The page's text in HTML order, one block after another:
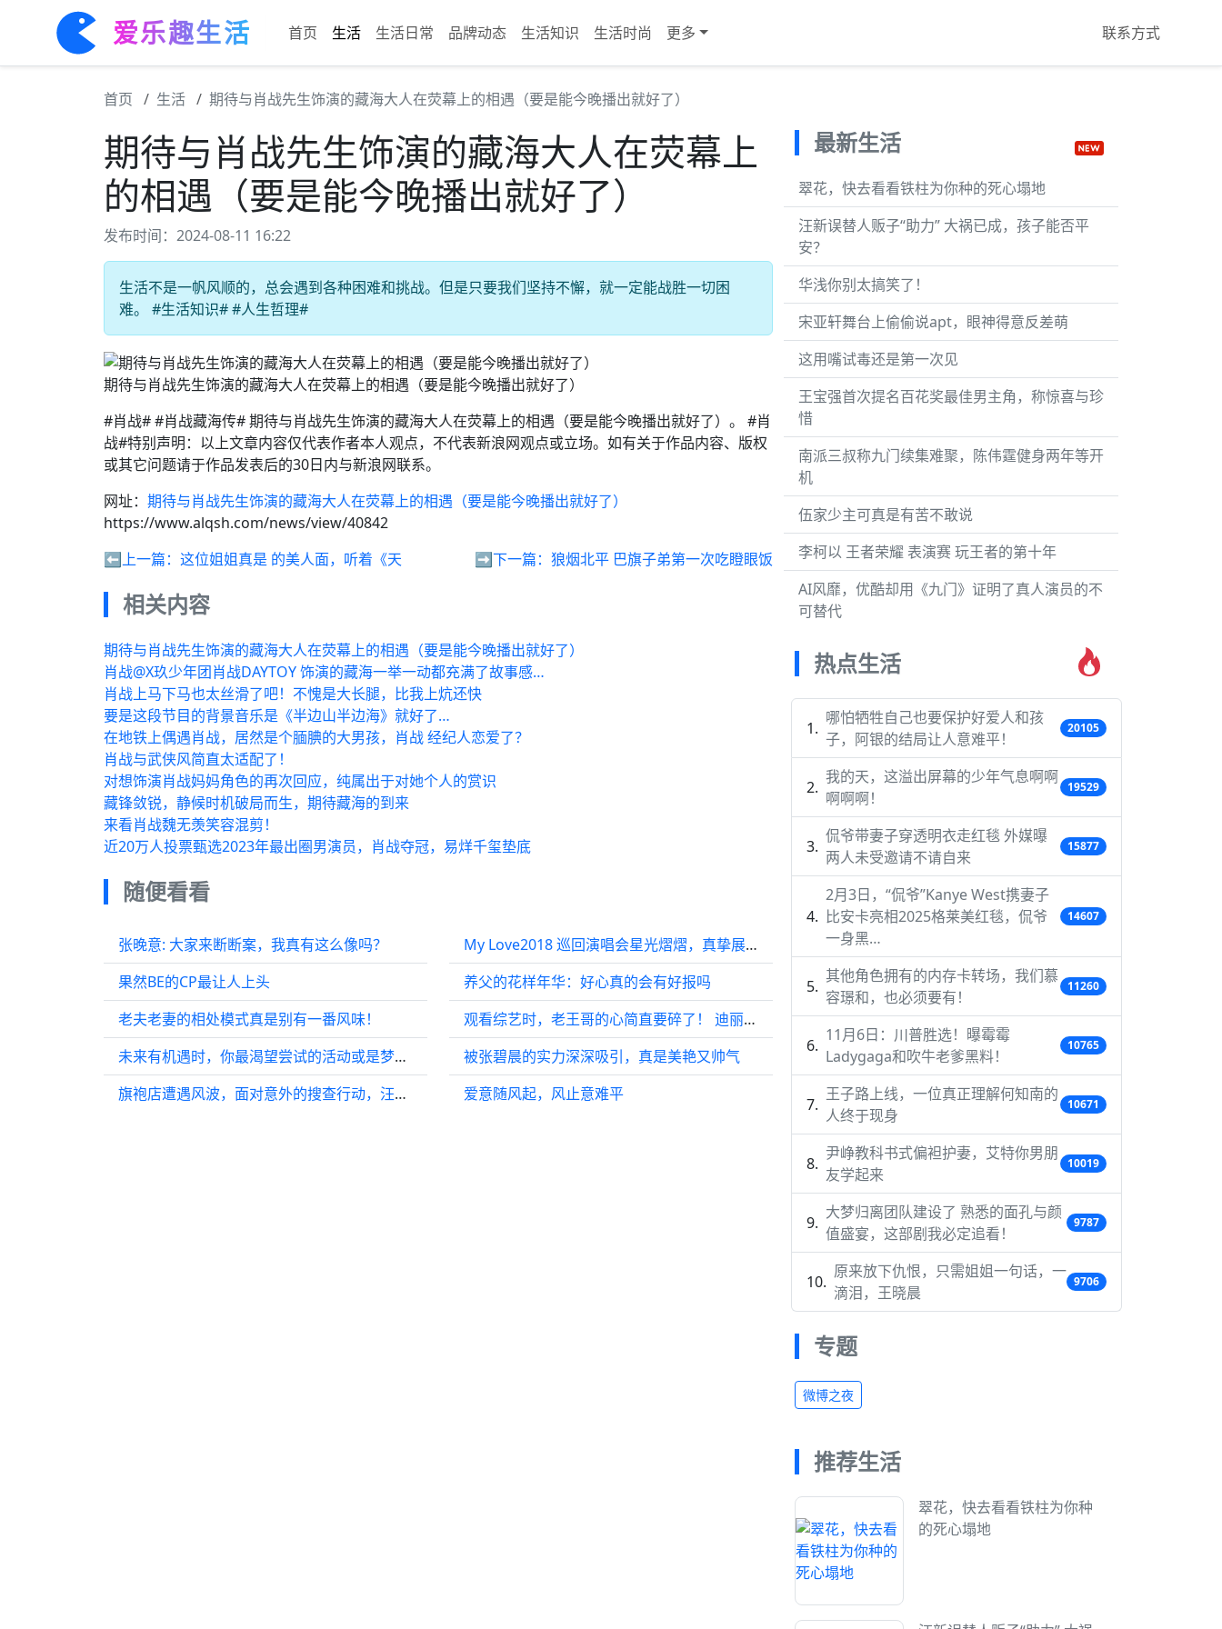
爱乐趣生活 首页 生活 生活日常 品牌动态 生活知识 生活时尚 更多 联系方式
首页 生活 期待与肖战先生饰演的藏海大人在荧幕上的相遇（要是能今晚播出就好了）
期待与肖战先生饰演的藏海大人在荧幕上
的相遇（要是能今晚播出就好了）
发布时间：2024-08-11 16:22
生活不是一帆风顺的，总会遇到各种困难和挑战。但是只要我们坚持不懈，就一定能战胜一切困
难。 #生活知识# #人生哲理#
期待与肖战先生饰演的藏海大人在荧幕上的相遇（要是能今晚播出就好了）
#肖战# #肖战藏海传# 期待与肖战先生饰演的藏海大人在荧幕上的相遇（要是能今晚播出就好了）。 #肖
战#特别声明：以上文章内容仅代表作者本人观点，不代表新浪网观点或立场。如有关于作品内容、版权
或其它问题请于作品发表后的30日内与新浪网联系。
网址： 期待与肖战先生饰演的藏海大人在荧幕上的相遇（要是能今晚播出就好了）
https://www.alqsh.com/news/view/40842
⬅️上一篇： 这位姐姐真是 的美人面，听着《天 ➡️下一篇： 狼烟北平 巴旗子弟第一次吃瞪眼饭
相关内容
期待与肖战先生饰演的藏海大人在荧幕上的相遇（要是能今晚播出就好了）
肖战@X玖少年团肖战DAYTOY 饰演的藏海一举一动都充满了故事感…
肖战上马下马也太丝滑了吧！不愧是大长腿，比我上炕还快
要是这段节目的背景音乐是《半边山半边海》就好了…
在地铁上偶遇肖战，居然是个腼腆的大男孩，肖战 经纪人恋爱了？
肖战与武侠风简直太适配了！
对想饰演肖战妈妈角色的再次回应，纯属出于对她个人的赏识
藏锋敛锐，静候时机破局而生，期待藏海的到来
来看肖战魏无羡笑容混剪！
近20万人投票甄选2023年最出圈男演员，肖战夺冠，易烊千玺垫底
随便看看
张晚意: 大家来断断案，我真有这么像吗？
果然BE的CP最让人上头
老夫老妻的相处模式真是别有一番风味！
未来有机遇时，你最渴望尝试的活动或是梦寐以探的地方是哪里呢?
旗袍店遭遇风波，面对意外的搜查行动，汪秋水将怎样机智化解？
My Love2018 巡回演唱会星光熠熠，真挚展现德艺双馨艺人的风范！
养父的花样年华：好心真的会有好报吗
观看综艺时，老王哥的心简直要碎了！ 迪丽热巴
被张碧晨的实力深深吸引，真是美艳又帅气
爱意随风起，风止意难平
最新生活
翠花，快去看看铁柱为你种的死心塌地
汪新误替人贩子“助力” 大祸已成，孩子能否平
安？
华浅你别太搞笑了！
宋亚轩舞台上偷偷说apt，眼神得意反差萌
这用嘴试毒还是第一次见
王宝强首次提名百花奖最佳男主角，称惊喜与珍
惜
南派三叔称九门续集难聚，陈伟霆健身两年等开
机
伍家少主可真是有苦不敢说
李柯以 王者荣耀 表演赛 玩王者的第十年
AI风靡，优酷却用《九门》证明了真人演员的不
可替代
热点生活
哪怕牺牲自己也要保护好爱人和孩
子，阿银的结局让人意难平！
20105
我的天，这溢出屏幕的少年气息啊啊
啊啊啊！
19529
侃爷带妻子穿透明衣走红毯 外媒曝
两人未受邀请不请自来
15877
2月3日，“侃爷”Kanye West携妻子
比安卡亮相2025格莱美红毯，侃爷
一身黑…
14607
其他角色拥有的内存卡转场，我们慕
容璟和，也必须要有！
11260
11月6日：川普胜选！曝霉霉
Ladygaga和吹牛老爹黑料！
10765
王子路上线，一位真正理解何知南的
人终于现身
10671
尹峥教科书式偏袒护妻，艾特你男朋
友学起来
10019
大梦归离团队建设了 熟悉的面孔与颜
值盛宴，这部剧我必定追看！
9787
原来放下仇恨，只需姐姐一句话，一
滴泪，王晓晨
9706
专题
微博之夜
推荐生活
翠花，快去看看铁柱为你种
的死心塌地